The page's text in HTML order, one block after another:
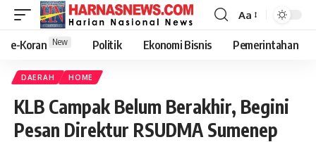
Aa
e-Koran New Politik Ekonomi Bisnis Pemerintahan
DAERAH HOME
KLB Campak Belum Berakhir, Begini
Pesan Direktur RSUDMA Sumenep